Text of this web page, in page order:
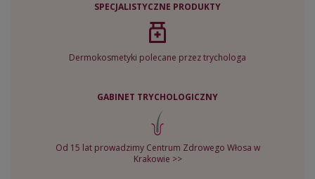
SPECJALISTYCZNE PRODUKTY
Dermokosmetyki polecane przez trychologa
GABINET TRYCHOLOGICZNY
Od 15 lat prowadzimy Centrum Zdrowego Włosa w
Krakowie >>